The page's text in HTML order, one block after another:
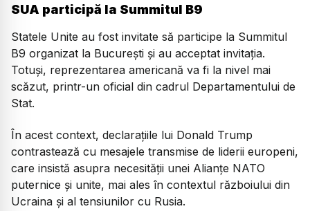
SUA participă la Summitul B9
Statele Unite au fost invitate să participe la Summitul
B9 organizat la București și au acceptat invitația.
Totuși, reprezentarea americană va fi la nivel mai
scăzut, printr-un oficial din cadrul Departamentului de
Stat.
În acest context, declarațiile lui Donald Trump
contrastează cu mesajele transmise de liderii europeni,
care insistă asupra necesității unei Alianțe NATO
puternice și unite, mai ales în contextul războiului din
Ucraina și al tensiunilor cu Rusia.